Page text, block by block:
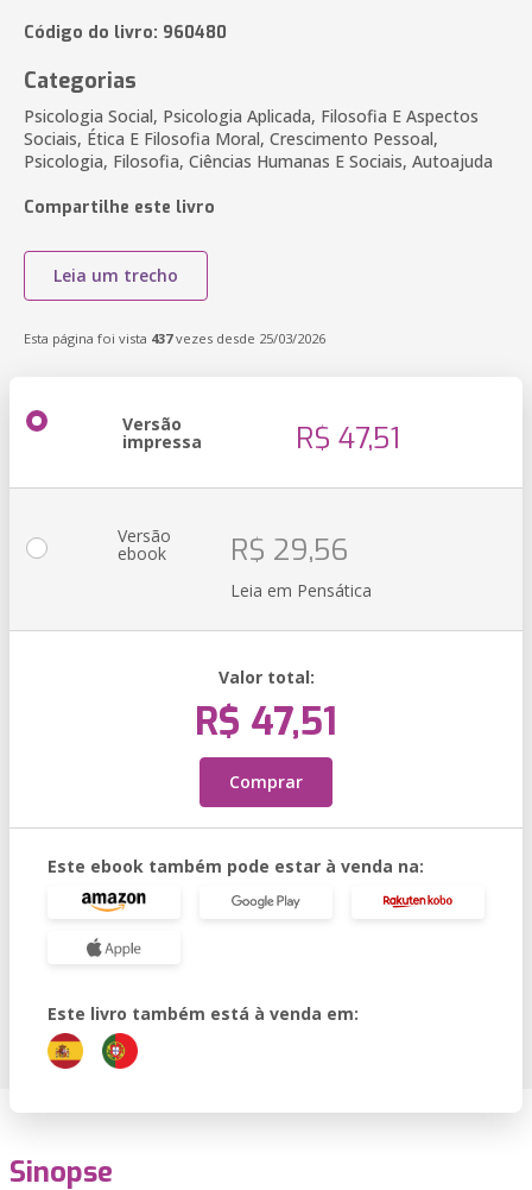
Código do livro: 960480
Categorias
Psicologia Social, Psicologia Aplicada, Filosofia E Aspectos
Sociais, Ética E Filosofia Moral, Crescimento Pessoal,
Psicologia, Filosofia, Ciências Humanas E Sociais, Autoajuda
Compartilhe este livro
Leia um trecho
Esta página foi vista 437vezes desde 25/03/2026
Versão
impressa R$ 47,51
Versão
ebook R$ 29,56
Leia em Pensática
Valor total:
R$ 47,51
Comprar
Este ebook também pode estar à venda na:
Este livro também está à venda em:
Sinopse